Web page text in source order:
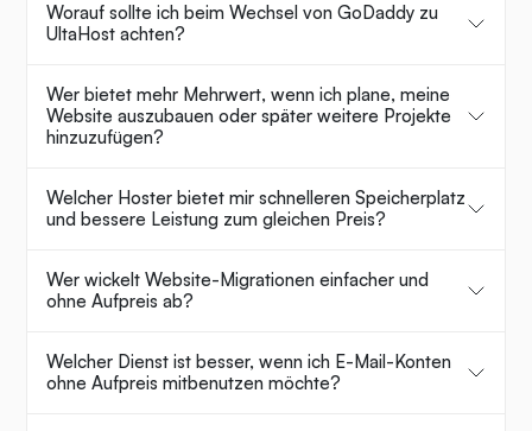
Worauf sollte ich beim Wechsel von GoDaddy zu
UltaHost achten?
Wer bietet mehr Mehrwert, wenn ich plane, meine
Website auszubauen oder später weitere Projekte
hinzuzufügen?
Welcher Hoster bietet mir schnelleren Speicherplatz
und bessere Leistung zum gleichen Preis?
Wer wickelt Website-Migrationen einfacher und
ohne Aufpreis ab?
Welcher Dienst ist besser, wenn ich E-Mail-Konten
ohne Aufpreis mitbenutzen möchte?